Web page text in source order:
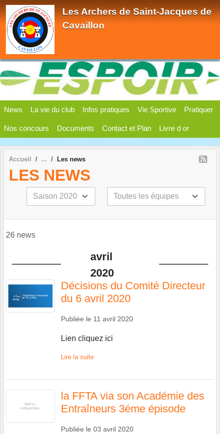
Les Archers de Saint-Jacques de
Cavaillon
News La vie du club Infos pratiques Vie Sportive Pratiquer
Nos concours Documents Contact et Plan Livre d or
Accueil Les news
LES NEWS
26 news
avril
2020
Décisions du Comité Directeur
du 6 avril 2020
Publiée le 11 avril 2020
Lien cliquez ici
Lire la suite
la FFTA via son Académie des
Entraîneurs 3éme épisode
Publiée le 03 avril 2020
Panneau de gestion des cookies